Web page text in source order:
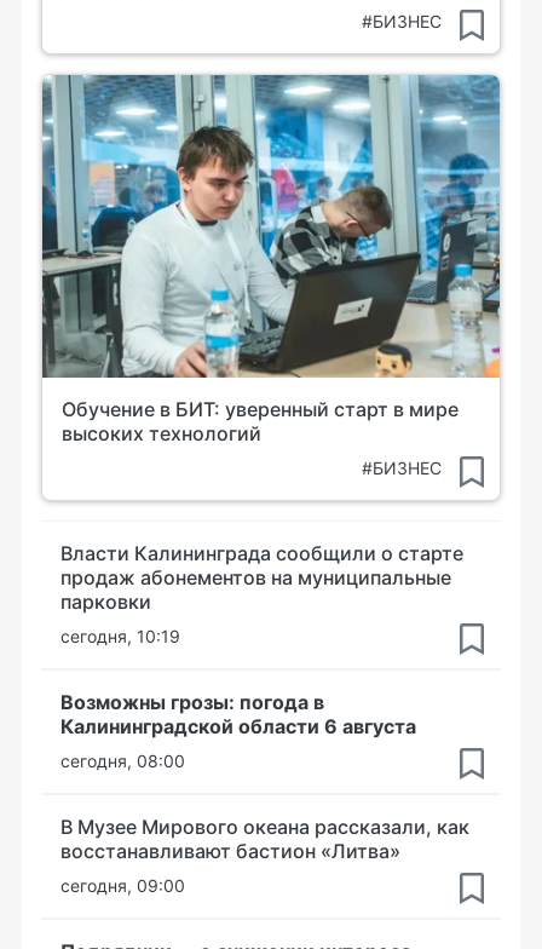
#БИЗНЕС
Обучение в БИТ: уверенный старт в мире
высоких технологий
#БИЗНЕС
Власти Калининграда сообщили о старте
продаж абонементов на муниципальные
парковки
сегодня, 10:19
Возможны грозы: погода в
Калининградской области 6 августа
сегодня, 08:00
В Музее Мирового океана рассказали, как
восстанавливают бастион «Литва»
сегодня, 09:00